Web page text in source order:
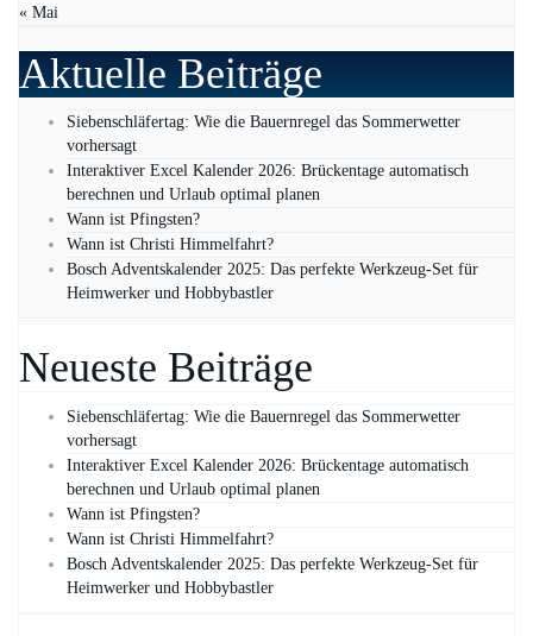
« Mai
Aktuelle Beiträge
Siebenschläfertag: Wie die Bauernregel das Sommerwetter
vorhersagt
Interaktiver Excel Kalender 2026: Brückentage automatisch
berechnen und Urlaub optimal planen
Wann ist Pfingsten?
Wann ist Christi Himmelfahrt?
Bosch Adventskalender 2025: Das perfekte Werkzeug-Set für
Heimwerker und Hobbybastler
Neueste Beiträge
Siebenschläfertag: Wie die Bauernregel das Sommerwetter
vorhersagt
Interaktiver Excel Kalender 2026: Brückentage automatisch
berechnen und Urlaub optimal planen
Wann ist Pfingsten?
Wann ist Christi Himmelfahrt?
Bosch Adventskalender 2025: Das perfekte Werkzeug-Set für
Heimwerker und Hobbybastler